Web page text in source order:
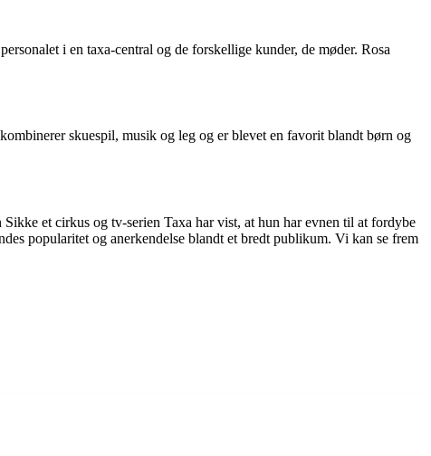
i en taxa-central og de forskellige kunder, de møder. Rosa
skuespil, musik og leg og er blevet en favorit blandt børn og
et cirkus og tv-serien Taxa har vist, at hun har evnen til at fordybe
popularitet og anerkendelse blandt et bredt publikum. Vi kan se frem